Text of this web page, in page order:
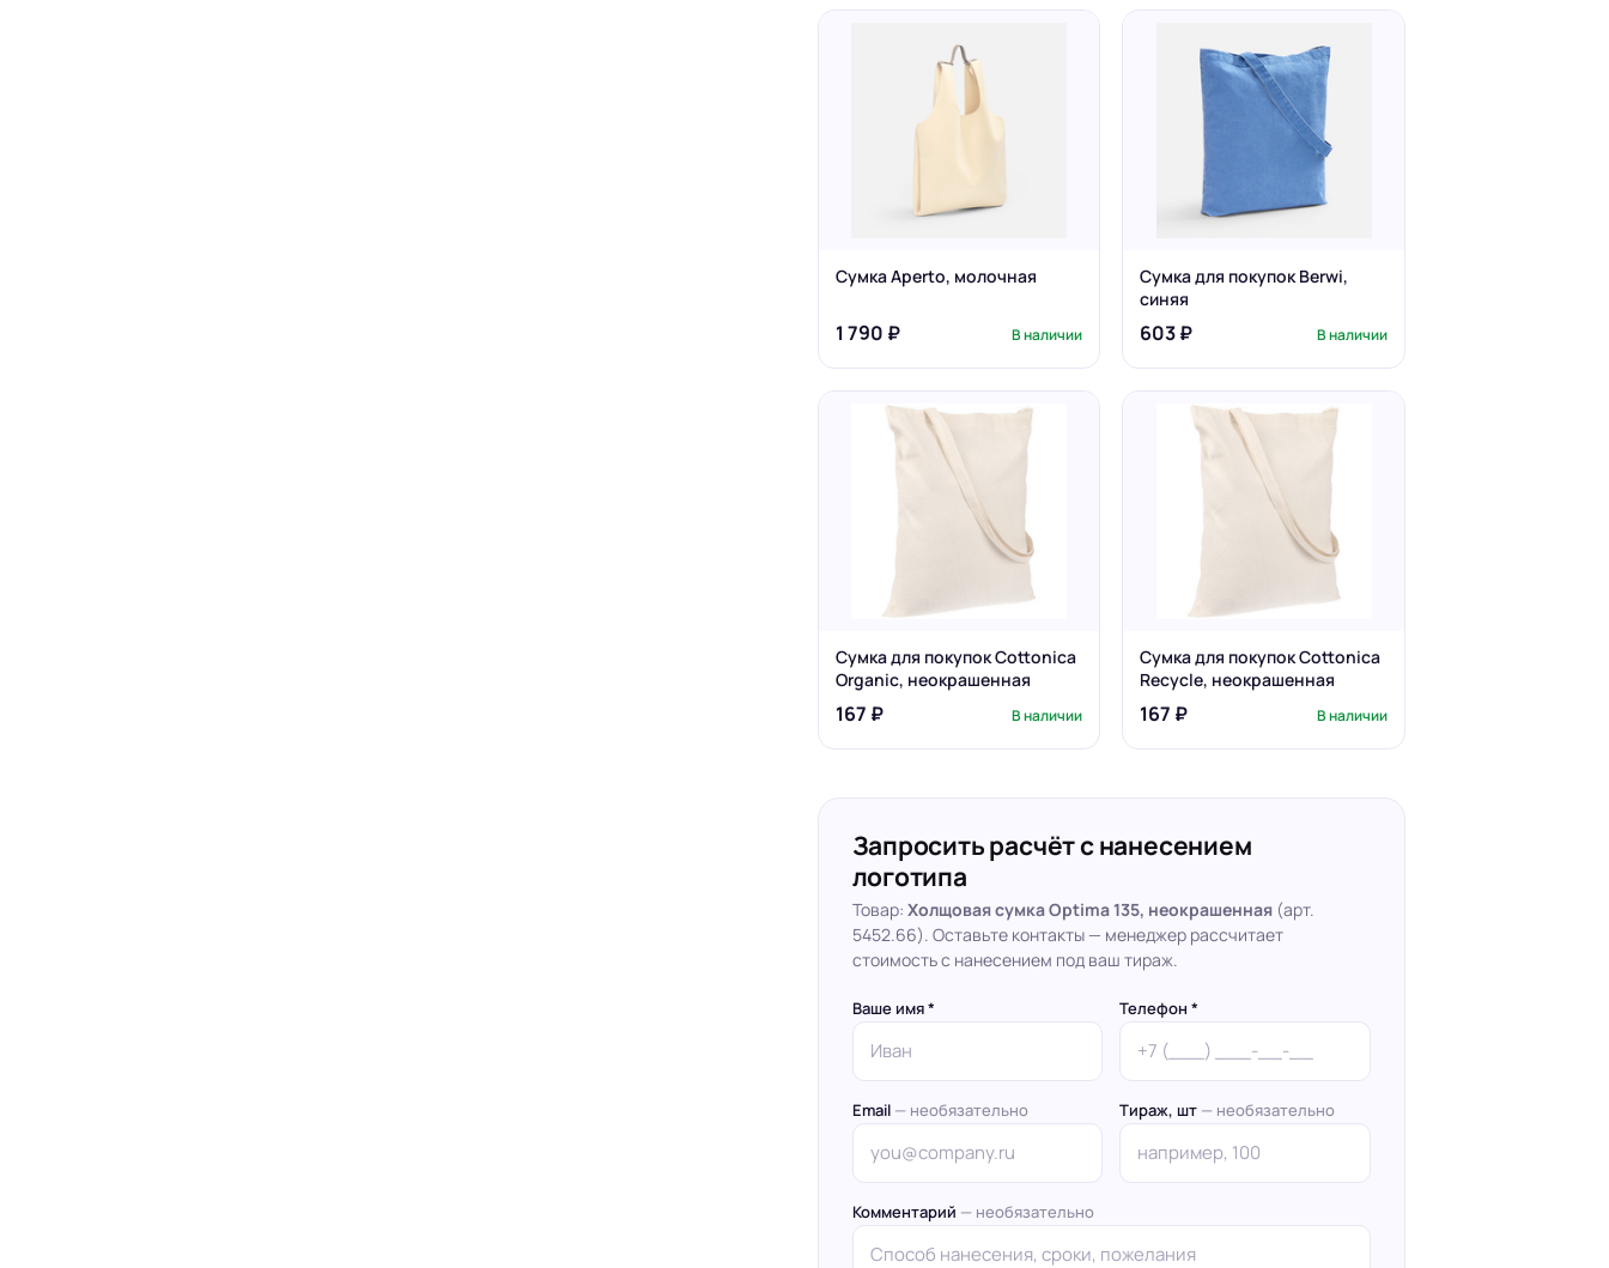
Сумка Aperto, молочная
1 790 ₽ В наличии
Сумка для покупок Berwi,
синяя
603 ₽ В наличии
Сумка для покупок Cottonica
Organic, неокрашенная
167 ₽ В наличии
Сумка для покупок Cottonica
Recycle, неокрашенная
167 ₽ В наличии
Запросить расчёт с нанесением
логотипа
Товар: Холщовая сумка Optima 135, неокрашенная(арт.
5452.66). Оставьте контакты — менеджер рассчитает
стоимость с нанесением под ваш тираж.
Ваше имя * Телефон *
Email — необязательно Тираж, шт — необязательно
Комментарий — необязательно